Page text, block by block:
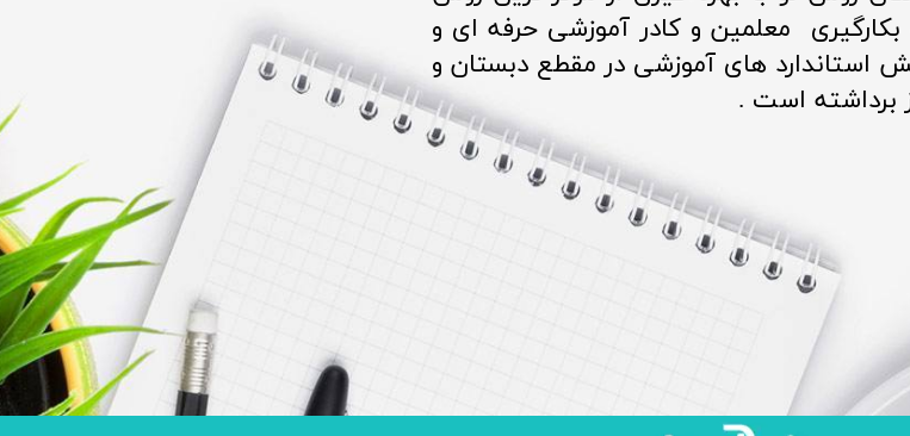
معلمین و کادر آموزشی حرفه ای و
استاندارد های آموزشی در مقطع دبستان و
برداشته است .